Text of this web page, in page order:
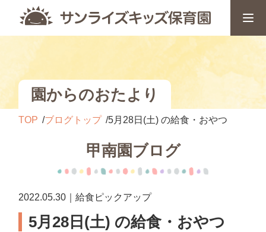
園からのおたより
TOP ブログトップ 5月28日(土) の給食・おやつ
甲南園ブログ
2022.05.30｜給食ピックアップ
5月28日(土) の給食・おやつ